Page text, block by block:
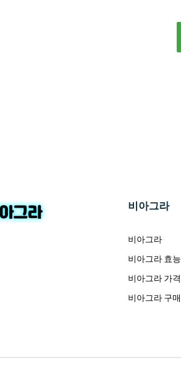
비아그라
비아그라
비아그라 효능
비아그라 가격
비아그라 구매